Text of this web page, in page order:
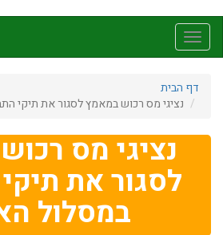
לתוכן
העיקריToggle
navigation
דף הבית
נציגי מס רכוש במאמץ לסגור את תיקי
נציגי מס
לסגור את
במסלול